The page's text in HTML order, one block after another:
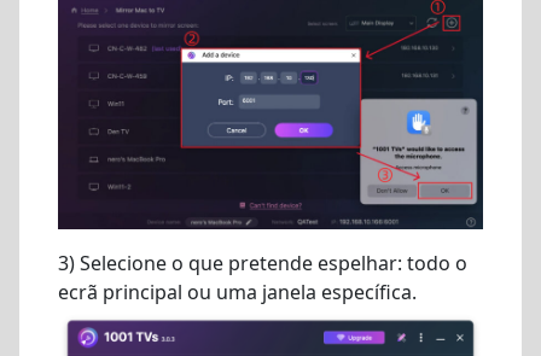
3) Selecione o que pretende espelhar: todo o
ecrã principal ou uma janela específica.